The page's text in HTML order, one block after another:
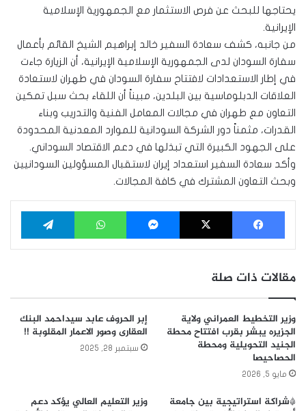
يحتاجها للبحث عن فرص الاستثمار مع الجمهورية الإسلامية
الإيرانية.
من جانبه، كشف سعادة السفير خالد إبراهيم الشيخ القائم بأعمال
سفارة السودان لدى الجمهورية الإسلامية الإيرانية، أن الزيارة جاءت
في إطار الاستعدادات لافتتاح سفارة السودان في طهران لاستعادة
العلاقات الدبلوماسية بين البلدين، مبيناً أن اللقاء بحث سبل تمكين
التعاون مع طهران في مجالات المعامل الفنية والتدريب وبناء
القدرات، مثمناً دور الشركة السودانية للموارد المعدنية المحدودة
على الجهود الكبيرة التي تبذلها في دعم الاقتصاد السوداني.
وأكد سعادة السفير استعداد إيران لاستقبال المسؤولين السودانيين
وبحث التعاون المشترك في كافة المجالات.
فيسبوك ‫X ماسنجر واتساب
مقالات ذات صلة
وزير التخطيط العمراني ولاية
الجزيره يبشر بقرب افتتاح محطة
الجنيد التحويلية ومحطة
الحصاحيصا
مايو 5, 2026
إبر الحروف عابد سيداحمد البنك
العقارى وصور الاعمار المقلوبة !!
سبتمبر 28, 2025
*شراكة استراتيجية بين جامعة
وزير التعليم العالي يؤكد دعم